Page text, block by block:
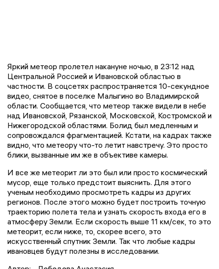
Яркий метеор пролетел накануне ночью, в 23:12 над
Центральной Россией и Ивановской областью в
частности. В соцсетях распространяется 10-секундное
видео, снятое в поселке Малыгино во Владимирской
области. Сообщается, что метеор также видели в небе
над Ивановской, Рязанской, Московской, Костромской и
Нижегородской областями. Болид был медленным и
сопровождался фрагментацией. Кстати, на кадрах также
видно, что метеору что-то летит навстречу. Это просто
блики, вызванные им же в объективе камеры.
И все же метеорит ли это был или просто космический
мусор, еще только предстоит выяснить. Для этого
ученым необходимо просмотреть кадры из других
регионов. После этого можно будет построить точную
траекторию полета тела и узнать скорость входа его в
атмосферу Земли. Если скорость выше 11 км/сек, то это
метеорит, если ниже, то, скорее всего, это
искусственный спутник Земли. Так что любые кадры
ивановцев будут полезны в исследовании.